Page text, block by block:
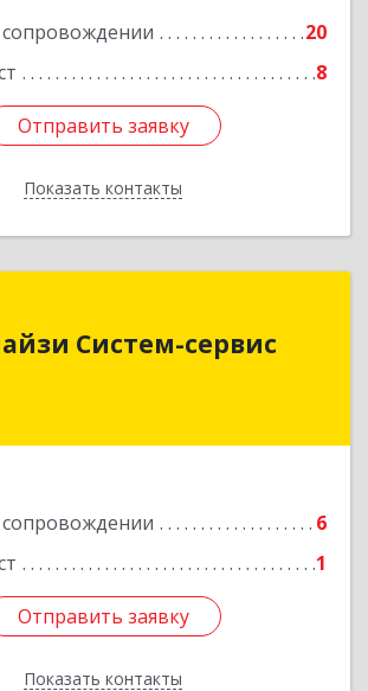
20
8
Отправить заявку
Показать контакты
Отправить заявку
Назад
Систем-сервис
6
1
Отправить заявку
Показать контакты
Тверская обл, Кимры г, Карла
Подробнее
Отправить заявку
Назад